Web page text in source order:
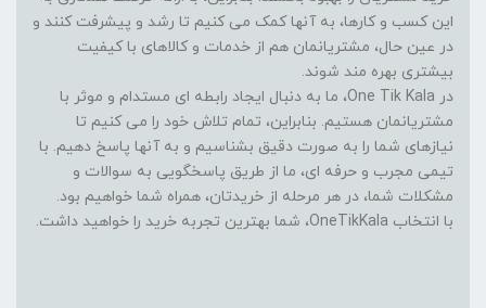
این کسب و کارها، به آنها کمک می کنیم تا رشد و پیشرفت کنند و
در عین حال، مشتریانمان هم از خدمات و کالاهای با کیفیت
بیشتری بهره مند شوند.
در One Tik Kala، ما به دنبال ایجاد رابطه ای مستدام و موثر با
مشتریانمان هستیم. بنابراین، تمام تلاش خود را می کنیم تا
نیازهای شما را به صورت دقیق بشناسیم و به آنها پاسخ دهیم. با
تیمی مجرب و حرفه ای، ما از طریق پاسخگویی به سوالات و
مشکلات شما، در هر مرحله از خریدتان، همراه شما خواهیم بود.
با انتخاب OneTikKala، شما بهترین تجربه خرید را خواهید داشت.